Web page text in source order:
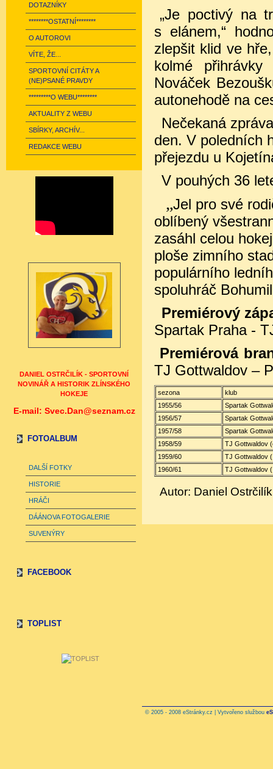
DOTAZNÍKY
********OSTATNÍ********
O AUTOROVI
VÍTE, ŽE...
SPORTOVNÍ CITÁTY A
(NE)PSANÉ PRAVDY
*********O WEBU********
AKTUALITY Z WEBU
SBÍRKY, ARCHÍV...
REDAKCE WEBU
DANIEL OSTRČILÍK - SPORTOVNÍ
NOVINÁŘ A HISTORIK ZLÍNSKÉHO
HOKEJE
E-mail: Svec.Dan@seznam.cz
FOTOALBUM
DALŠÍ FOTKY
HISTORIE
HRÁČI
DÁÁNOVA FOTOGALERIE
SUVENÝRY
FACEBOOK
TOPLIST
„Je poctivý na
s elánem,“
zlepšit klid ve
kolmé přihrávky
Nováček
autonehodě na
Nečekaná
den. V poledních
přejezdu u
V pouhých 36
„Jel pro své
oblíbený
zasáhl celou
ploše zimního
populárního
spoluhráč
Premiérový
Spartak Praha -
Premiérová
TJ Gottwaldov –
sezona
klub
1955/56
Spartak
1956/57
Spartak
1957/58
Spartak
1958/59
TJ Gottwaldov
1959/60
TJ Gottwaldov
1960/61
TJ Gottwaldov
Autor: Daniel Ostrčilík
© 2005 - 2008 eStránky.cz | Vytvořeno službou